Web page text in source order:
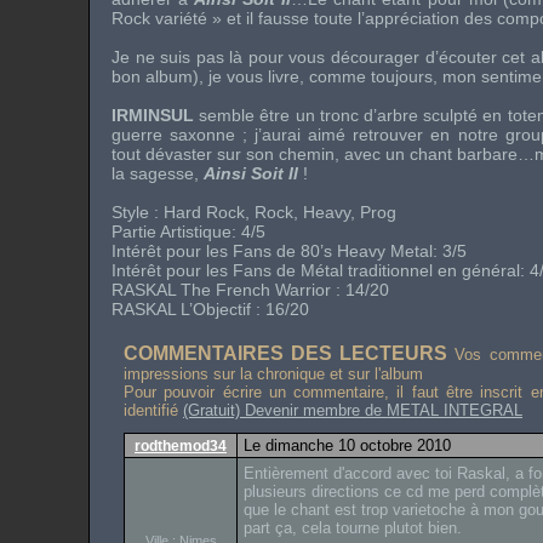
Rock variété » et il fausse toute l’appréciation des
Je ne suis pas là pour vous décourager d’écouter cet
bon album), je vous livre, comme toujours, mon
IRMINSUL semble être un tronc d’arbre sculpté en
guerre saxonne ; j’aurai aimé retrouver en notre
tout dévaster sur son chemin, avec un chant
la sagesse, Ainsi Soit Il !
Style : Hard Rock, Rock, Heavy, Prog
Partie Artistique: 4/5
Intérêt pour les Fans de 80’s Heavy Metal: 3/5
Intérêt pour les Fans de Métal traditionnel en général:
RASKAL The French Warrior : 14/20
RASKAL L’Objectif : 16/20
COMMENTAIRES DES LECTEURS Vos
impressions sur la chronique et sur l'album
Pour pouvoir écrire un commentaire, il faut être inscrit
identifié (Gratuit) Devenir membre de METAL INTEGRAL
rodthemod34 Le dimanche 10 octobre 2010
Entièrement d'accord avec toi Raskal, a
plusieurs directions ce cd me perd
que le chant est trop varietoche à mon
part ça, cela tourne plutot bien.